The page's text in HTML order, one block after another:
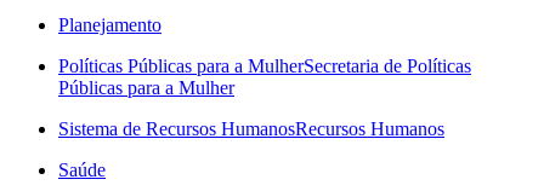
Planejamento
Políticas Públicas para a MulherSecretaria de Políticas
Públicas para a Mulher
Sistema de Recursos HumanosRecursos Humanos
Saúde